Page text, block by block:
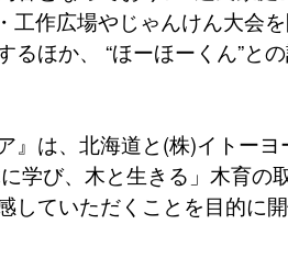
工作広場やじゃんけん大会
ほか、 “ほーほーくん”と
は、北海道と(株)イトー
学び、木と生きる」木育の
ていただくことを目的に